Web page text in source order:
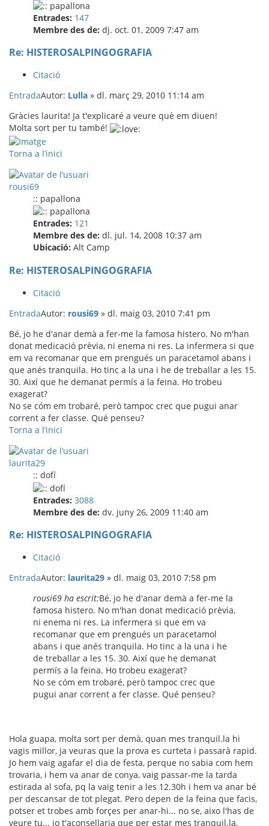
Entrades: 147
Membre des de: dj. oct. 01, 2009 7:47 am
Re: HISTEROSALPINGOGRAFIA
Citació
EntradaAutor: Lulla » dl. març 29, 2010 11:14 am
Gràcies laurita! Ja t'explicaré a veure què em diuen!
Molta sort per tu també!
Torna a l’inici
rousi69
:: papallona
Entrades: 121
Membre des de: dl. jul. 14, 2008 10:37 am
Ubicació: Alt Camp
Re: HISTEROSALPINGOGRAFIA
Citació
EntradaAutor: rousi69 » dl. maig 03, 2010 7:41 pm
Bé, jo he d'anar demà a fer-me la famosa histero. No m'han
donat medicació prèvia, ni enema ni res. La infermera si que
em va recomanar que em prengués un paracetamol abans i
que anés tranquila. Ho tinc a la una i he de treballar a les 15.
30. Així que he demanat permís a la feina. Ho trobeu
exagerat?
No se cóm em trobaré, però tampoc crec que pugui anar
corrent a fer classe. Qué penseu?
Torna a l’inici
laurita29
:: dofí
Entrades: 3088
Membre des de: dv. juny 26, 2009 11:40 am
Re: HISTEROSALPINGOGRAFIA
Citació
EntradaAutor: laurita29 » dl. maig 03, 2010 7:58 pm
rousi69 ha escrit:Bé, jo he d'anar demà a fer-me la
famosa histero. No m'han donat medicació prèvia,
ni enema ni res. La infermera si que em va
recomanar que em prengués un paracetamol
abans i que anés tranquila. Ho tinc a la una i he
de treballar a les 15. 30. Així que he demanat
permís a la feina. Ho trobeu exagerat?
No se cóm em trobaré, però tampoc crec que
pugui anar corrent a fer classe. Qué penseu?
Hola guapa, molta sort per demà, quan mes tranquil.la hi
vagis millor, ja veuras que la prova es curteta i passarà rapid.
Jo hem vaig agafar el dia de festa, perque no sabia com hem
trovaria, i hem va anar de conya, vaig passar-me la tarda
estirada al sofa, pq la vaig tenir a les 12.30h i hem va anar bé
per descansar de tot plegat. Pero depen de la feina que facis,
potser et trobes amb forçes per anar-hi... no se, aixo l'has de
veure tu... jo t'aconsellaria que per estar mes tranquil.la,